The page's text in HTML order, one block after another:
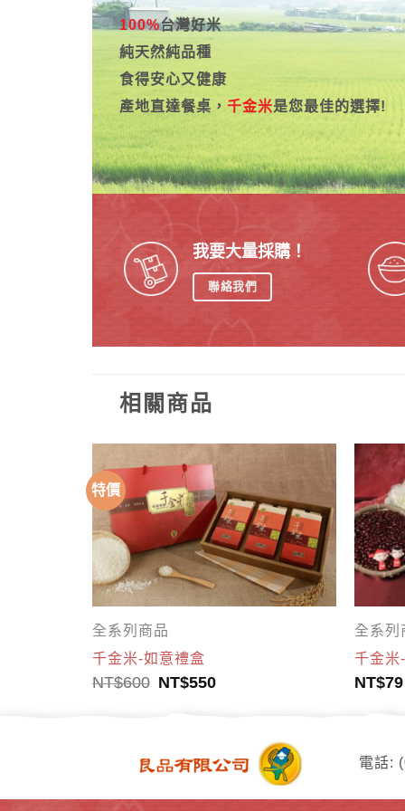
100%台灣好米
純天然純品種
食得安心又健康
產地直達餐桌，千金米是您最佳的選擇!
我要大量採購！
聯絡我們
相關商品
特價
全系列商品
千金米-如意禮盒
NT$600 NT$550
全系列
千金米
NT$79
電話: